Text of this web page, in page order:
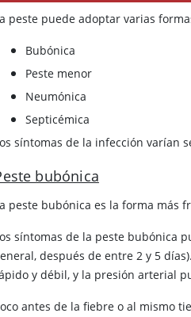
peste puede adoptar varias
Bubónica
Peste menor
Neumónica
Septicémica
síntomas de la infección varían
bubónica
peste bubónica es la forma más
síntomas de la peste bubónica
después de entre 2 y 5
y débil, y la presión arterial
antes de la fiebre o al mismo